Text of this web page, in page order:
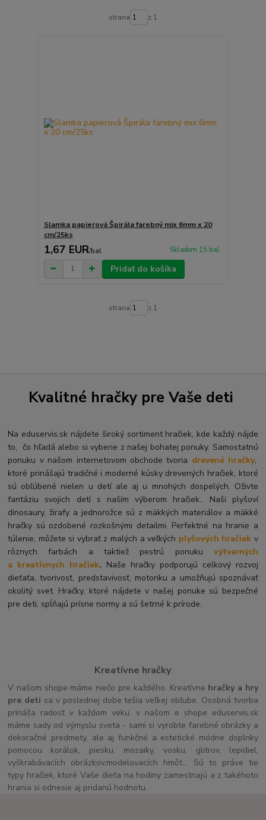
strana z 1
Slamka papierová Špirála farebný mix 6mm x 20
cm/25ks
1,67 EUR/bal Skladom 15 bal
Pridať do košíka
strana z 1
Kvalitné hračky pre Vaše deti
Na eduservis.sk nájdete široký sortiment hračiek, kde každý nájde
to, čo hľadá alebo si vyberie z našej bohatej ponuky. Samostatnú
ponuku v našom internetovom obchode tvoria drevené hračky,
ktoré prinášajú tradičné i moderné kúsky drevených hračiek, ktoré
sú obľúbené nielen u detí ale aj u mnohých dospelých. Oživte
fantáziu svojich detí s naším výberom hračiek.. Naši plyšoví
dinosaury, žirafy a jednorožce sú z mäkkých materiálov a mäkké
hračky sú ozdobené rozkošnými detailmi. Perfektné na hranie a
túlenie, môžete si vybrať z malých a veľkých plyšových hračiek v
rôznych farbách a taktiež pestrú ponuku výtvarných
a kreatívnych hračiek. Naše hračky podporujú celkový rozvoj
dieťaťa, tvorivosť, predstavivosť, motoriku a umožňujú spoznávať
okolitý svet. Hračky, ktoré nájdete v našej ponuke sú bezpečné
pre deti, spĺňajú prísne normy a sú šetrné k prírode.
Kreatívne hračky
V našom shope máme niečo pre každého. Kreatívne hračky a hry
pre deti sa v poslednej dobe tešia veľkej obľube. Osobná tvorba
prináša radosť v každom veku. v našom e shope eduservis.sk
máme sady od výmyslu sveta - sami si vyrobte farebné obrázky a
dekoračné predmety, ale aj funkčné a estetické módne doplnky
pomocou korálok, piesku, mozaiky, vosku, glitrov, lepidiel,
vyškrabávacích obrázkov,modelovacích hmôt... Sú to práve tie
typy hračiek, ktoré Vaše dieťa na hodiny zamestnajú a z takéhoto
hrania si odnesie aj pridanú hodnotu.